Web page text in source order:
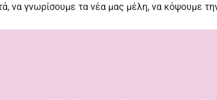
να γνωρίσουμε τα νέα μας μέλη, να κόψουμε